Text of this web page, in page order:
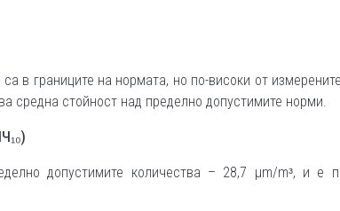
в границите на нормата, но по-високи от
средна стойност над пределно допустимите норми.
)
допустимите количества – 28,7 µm/mᶟ, и е